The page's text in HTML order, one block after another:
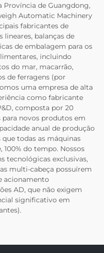
Província de Guangdong,
Automatic Machinery
fabricantes de
lineares, balanças de
de embalagem para os
incluindo
do mar, macarrão,
de ferragens (por
uma empresa de alta
como fabricante
composta por 20
novos produtos em
anual de produção
todas as máquinas
do tempo. Nossos
tecnológicas exclusivas,
multi-cabeça possuírem
acionamento
AD, que não exigem
significativo em